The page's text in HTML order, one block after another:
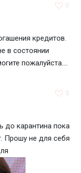
0
кредитов.
в состоянии
пожалуйста....
3
до карантина пока
Прошу не для себя